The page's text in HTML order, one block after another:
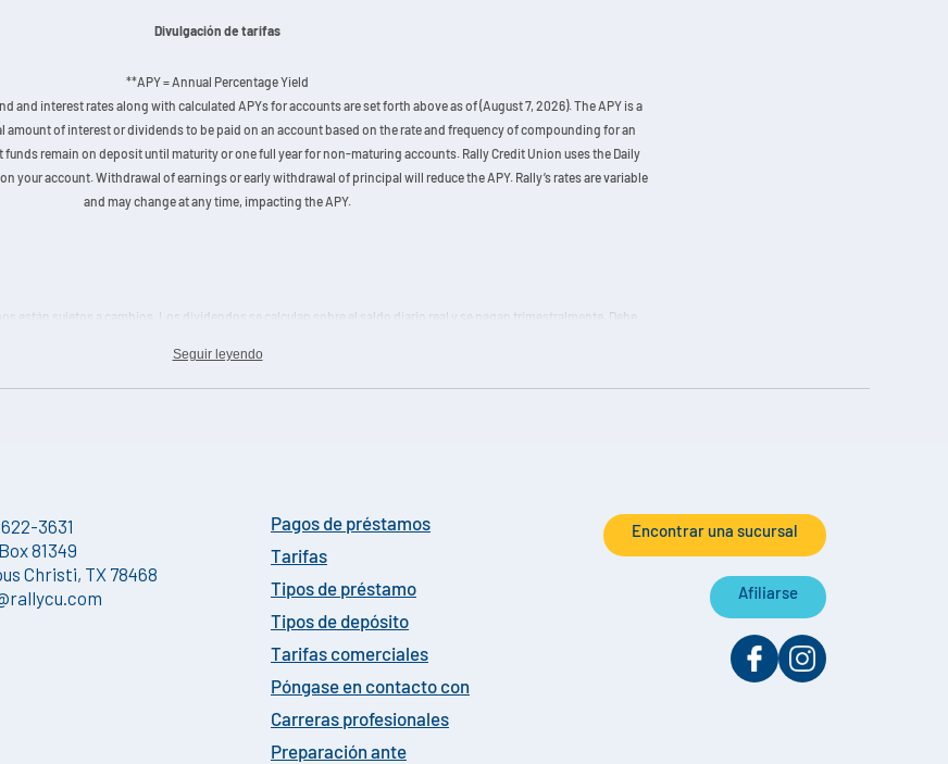
Divulgación de tarifas
**APY = Annual Percentage Yield
and interest rates along with calculated APYs for accounts are set forth above as of (August 7, 2026). The APY is a
amount of interest or dividends to be paid on an account based on the rate and frequency of compounding for an
funds remain on deposit until maturity or one full year for non-maturing accounts. Rally Credit Union uses the Daily
your account. Withdrawal of earnings or early withdrawal of principal will reduce the APY. Rally’s rates are variable
and may change at any time, impacting the APY.
están sujetos a cambios. Los dividendos se calculan sobre el saldo diario real y se pagan trimestralmente. Debe
que la Cooperativa de Crédito anticipa pagar.
Seguir leyendo
3631
81349
Christi, TX 78468
Pagos de préstamos
Tarifas
Tipos de préstamo
Tipos de depósito
Tarifas comerciales
Póngase en contacto con
Carreras profesionales
Preparación ante
Encontrar una sucursal
Afiliarse